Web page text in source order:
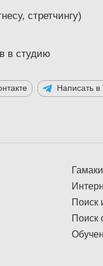
стретчингу)
в студию
Написать в
Поиск
Поиск